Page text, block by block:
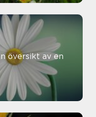
översikt av en